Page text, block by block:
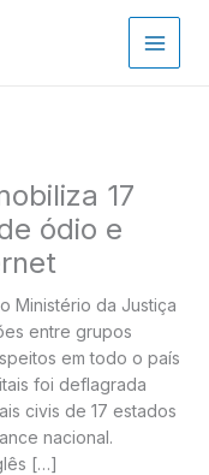
17
ódio e
Ministério da Justiça
entre grupos
em todo o país
foi deflagrada
civis de 17 estados
nacional.
[…]